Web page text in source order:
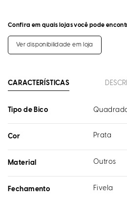
Confira em quais lojas você pode
Ver disponibilidade em loja
CARACTERÍSTICAS
Tipo de Bico
Cor Prata
Material Outros
Fechamento Fivela